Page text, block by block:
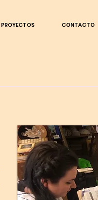
PROYECTOS CONTACTO